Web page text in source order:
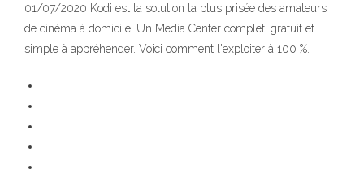
01/07/2020 Kodi est la solution la plus prisée des amateurs
de cinéma à domicile. Un Media Center complet, gratuit et
simple à appréhender. Voici comment l'exploiter à 100 %.